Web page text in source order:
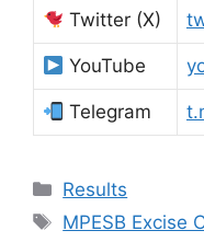
Twitter (X)
YouTube
Telegram
Results
MPESB Excise